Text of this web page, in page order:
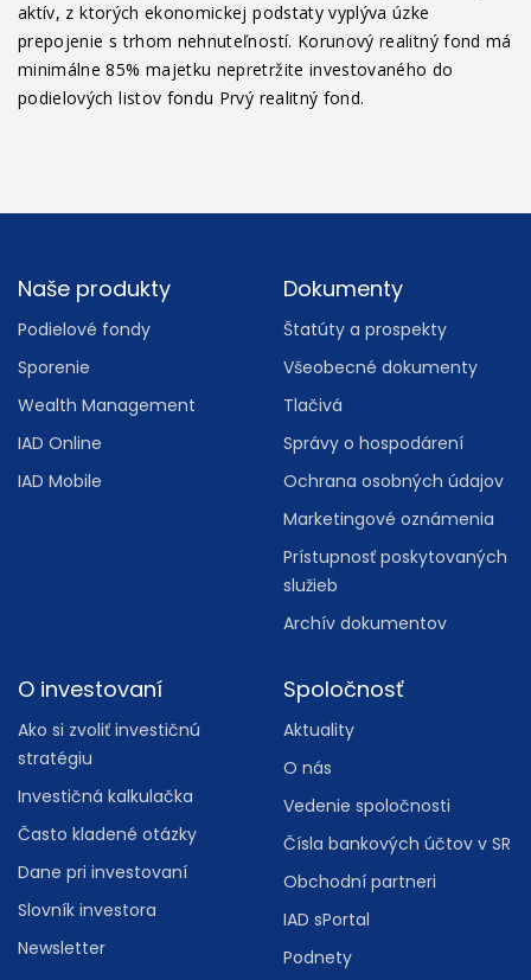
aktív, z ktorých ekonomickej podstaty vyplýva úzke
prepojenie s trhom nehnuteľností. Korunový realitný fond má
minimálne 85% majetku nepretržite investovaného do
podielových listov fondu Prvý realitný fond.
Footer
Naše produkty
Podielové fondy
Sporenie
Wealth Management
IAD Online
IAD Mobile
Dokumenty
Štatúty a prospekty
Všeobecné dokumenty
Tlačivá
Správy o hospodárení
Ochrana osobných údajov
Marketingové oznámenia
Prístupnosť poskytovaných
služieb
Archív dokumentov
O investovaní
Ako si zvoliť investičnú
stratégiu
Investičná kalkulačka
Často kladené otázky
Dane pri investovaní
Slovník investora
Newsletter
Spoločnosť
Aktuality
O nás
Vedenie spoločnosti
Čísla bankových účtov v SR
Obchodní partneri
IAD sPortal
Podnety